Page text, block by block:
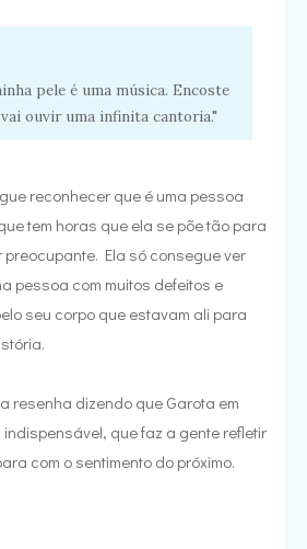
pele é uma música. Encoste
ouvir uma infinita cantoria."
reconhecer que é uma pessoa
tem horas que ela se põe tão para
Ela só consegue ver
pessoa com muitos defeitos e
seu corpo que estavam ali para
resenha dizendo que Garota em
que faz a gente refletir
com o sentimento do próximo.